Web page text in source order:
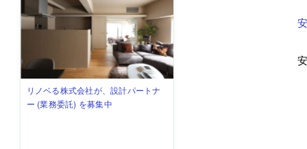
佐々木慧が主宰する「axonometric株
式会社」が、設計スタッフ（経験
古民家を軸に全国で“価値循環の仕組
み”を作り、リモートワーク主体の働
リノベる株式会社が、設計パートナ
ー (業務委託) を募集中
社会への影響力のある建築を手掛
け、スタッフ同士で助け合う環境づ
代官山を拠点に活動する「梅澤竜也 /
ALA INC.」が、設計スタッフ・アル